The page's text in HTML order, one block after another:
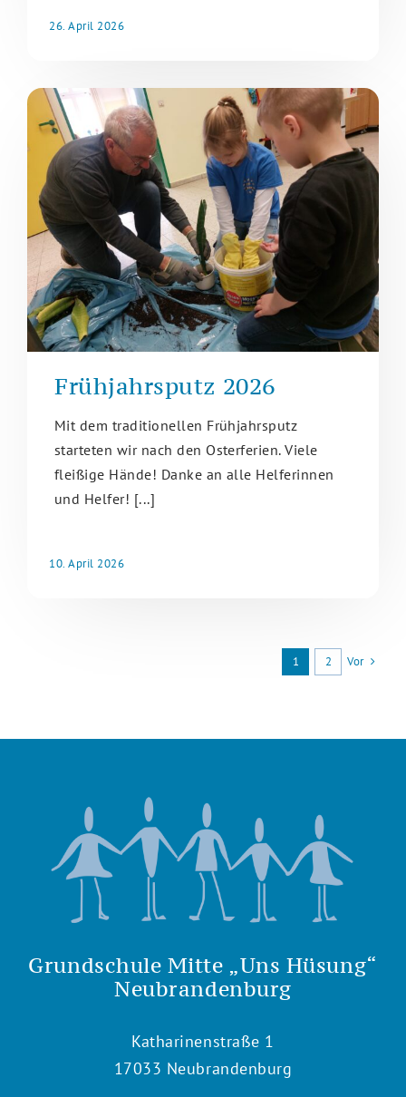
26. April 2026
Frühjahrsputz 2026
Mit dem traditionellen Frühjahrsputz
starteten wir nach den Osterferien. Viele
fleißige Hände! Danke an alle Helferinnen
und Helfer! [...]
10. April 2026
1 2 Vor
Grundschule Mitte „Uns Hüsung“
Neubrandenburg
Katharinenstraße 1
17033 Neubrandenburg